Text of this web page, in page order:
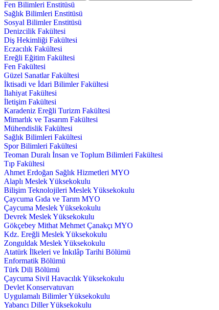
Fen Bilimleri Enstitüsü
Sağlık Bilimleri Enstitüsü
Sosyal Bilimler Enstitüsü
Denizcilik Fakültesi
Diş Hekimliği Fakültesi
Eczacılık Fakültesi
Ereğli Eğitim Fakültesi
Fen Fakültesi
Güzel Sanatlar Fakültesi
İktisadi ve İdari Bilimler Fakültesi
İlahiyat Fakültesi
İletişim Fakültesi
Karadeniz Ereğli Turizm Fakültesi
Mimarlık ve Tasarım Fakültesi
Mühendislik Fakültesi
Sağlık Bilimleri Fakültesi
Spor Bilimleri Fakültesi
Teoman Duralı İnsan ve Toplum Bilimleri Fakültesi
Tıp Fakültesi
Ahmet Erdoğan Sağlık Hizmetleri MYO
Alaplı Meslek Yüksekokulu
Bilişim Teknolojileri Meslek Yüksekokulu
Çaycuma Gıda ve Tarım MYO
Çaycuma Meslek Yüksekokulu
Devrek Meslek Yüksekokulu
Gökçebey Mithat Mehmet Çanakçı MYO
Kdz. Ereğli Meslek Yüksekokulu
Zonguldak Meslek Yüksekokulu
Atatürk İlkeleri ve İnkılâp Tarihi Bölümü
Enformatik Bölümü
Türk Dili Bölümü
Çaycuma Sivil Havacılık Yüksekokulu
Devlet Konservatuvarı
Uygulamalı Bilimler Yüksekokulu
Yabancı Diller Yüksekokulu